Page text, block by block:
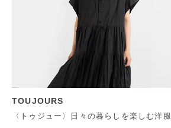
TOUJOURS
〈トゥジュー〉日々の暮らしを楽しむ洋服